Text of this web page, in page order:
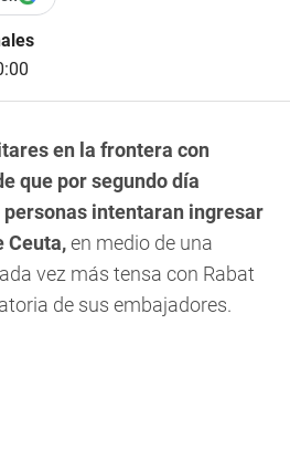
en la frontera con
que por segundo día
intentaran ingresar
Ceuta,en medio de una
vez más tensa con Rabat
de sus embajadores.